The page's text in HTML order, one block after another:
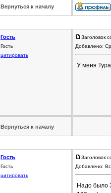
Вернуться к началу
Гость
Гость
цитировать
Заголовок
Добавлено:
У меня
Вернуться к началу
Гость
Гость
цитировать
Заголовок
Добавлено:
Надо было